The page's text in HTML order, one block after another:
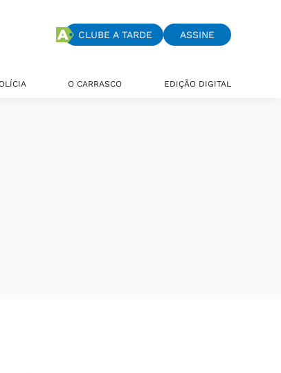
CLUBE A TARDE ASSINE
O CARRASCO EDIÇÃO DIGITAL